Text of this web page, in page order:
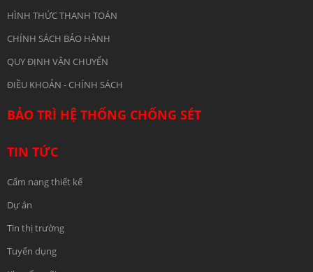
HÌNH THỨC THANH TOÁN
CHÍNH SÁCH BẢO HÀNH
QUY ĐỊNH VẬN CHUYỂN
ĐIỀU KHOẢN - CHÍNH SÁCH
BẢO TRÌ HỆ THỐNG CHỐNG SÉT
TIN TỨC
Cẩm nang thiết kế
Dự án
Tin thị trường
Tuyển dụng